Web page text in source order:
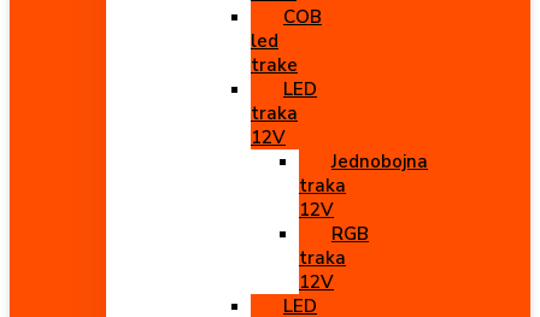
COB
led
trake
LED
traka
12V
Jednobojna
traka
12V
RGB
traka
12V
LED